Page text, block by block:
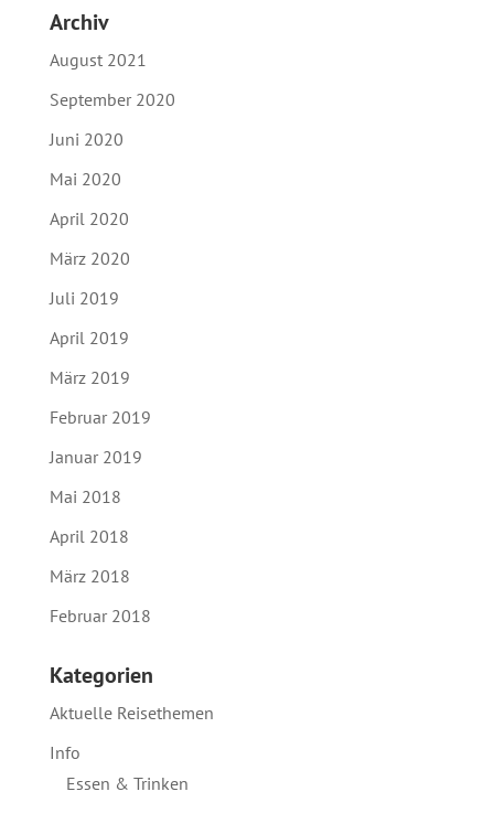
Archiv
August 2021
September 2020
Juni 2020
Mai 2020
April 2020
März 2020
Juli 2019
April 2019
März 2019
Februar 2019
Januar 2019
Mai 2018
April 2018
März 2018
Februar 2018
Kategorien
Aktuelle Reisethemen
Info
Essen & Trinken